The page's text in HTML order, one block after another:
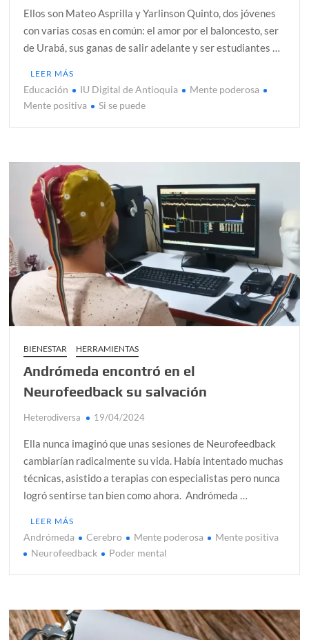
Ellos son Mateo Asprilla y Yarlinson Quinto, dos jóvenes
con varias cosas en común: el amor por el baloncesto, ser
de Urabá, sus ganas de salir adelante y ser estudiantes …
LEER MÁS
Educación IU Digital de Antioquia
Mente poderosa
Mente positiva
Si se puede
BIENESTAR HERRAMIENTAS
Andrómeda encontró en el
Neurofeedback su salvación
Heterodiversa 19/04/2024
Ella nunca imaginó que unas sesiones de Neurofeedback
cambiarían radicalmente su vida. Había intentado muchas
técnicas, asistido a terapias con especialistas pero nunca
logró sentirse tan bien como ahora. Andrómeda …
LEER MÁS
Andrómeda Cerebro Mente poderosa
Mente positiva
Neurofeedback
Poder mental